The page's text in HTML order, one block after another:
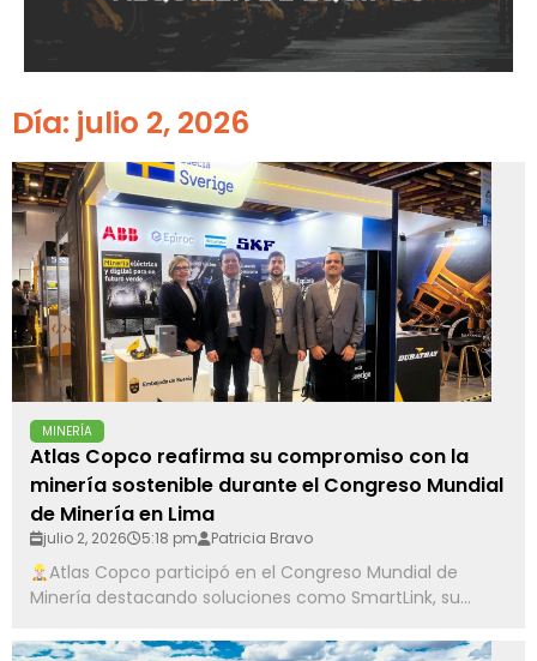
Día: julio 2, 2026
MINERÍA
Atlas Copco reafirma su compromiso con la
minería sostenible durante el Congreso Mundial
de Minería en Lima
julio 2, 2026 5:18 pm Patricia Bravo
Atlas Copco participó en el Congreso Mundial de
Minería destacando soluciones como SmartLink, su...